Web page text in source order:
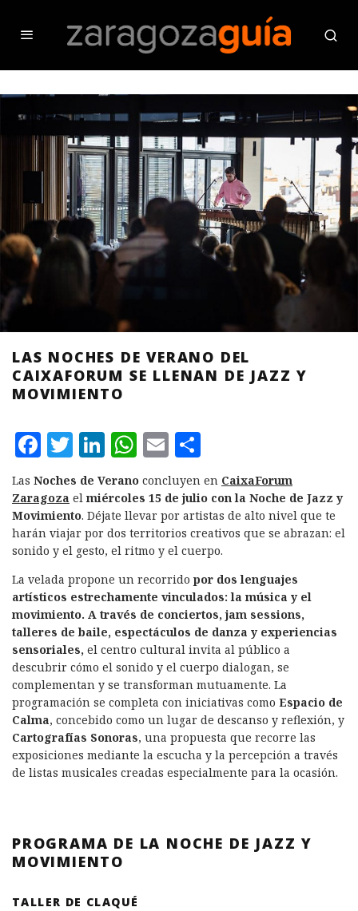
LAS NOCHES DE VERANO DEL
CAIXAFORUM SE LLENAN DE JAZZ Y
MOVIMIENTO
F
a
c
e
b
o
o
k
T
w
it
te
r
L
i
n
k
e
d
I
n
W
h
at
s
A
p
p
E
m
ai
l
o
m
p
a
rt
ir
Las Noches de Verano concluyen en CaixaForum
Zaragoza elmiércoles 15 de julio con la Noche de Jazz y
Movimiento. Déjate llevar por artistas de alto nivel que te
harán viajar por dos territorios creativos que se abrazan: el
sonido y el gesto, el ritmo y el cuerpo.
La velada propone un recorrido por dos lenguajes
artísticos estrechamente vinculados: la música y el
movimiento. A través de conciertos, jam sessions,
talleres de baile, espectáculos de danza y experiencias
sensoriales, el centro cultural invita al público a
descubrir cómo el sonido y el cuerpo dialogan, se
complementan y se transforman mutuamente. La
programación se completa con iniciativas como Espacio de
Calma, concebido como un lugar de descanso y reflexión, y
Cartografías Sonoras, una propuesta que recorre las
exposiciones mediante la escucha y la percepción a través
de listas musicales creadas especialmente para la ocasión.
PROGRAMA DE LA NOCHE DE JAZZ Y
MOVIMIENTO
TALLER DE CLAQUÉ